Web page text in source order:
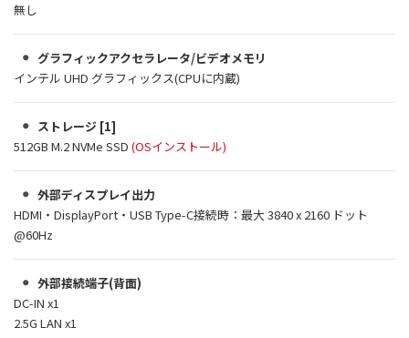
無し
グラフィックアクセラレータ/ビデオメモリ
インテル UHD グラフィックス(CPUに内蔵)
ストレージ [1]
512GB M.2 NVMe SSD (OSインストール)
外部ディスプレイ出力
HDMI・DisplayPort・USB Type-C接続時：最大 3840 x 2160 ドット
@60Hz
外部接続端子(背面)
DC-IN x1
2.5G LAN x1